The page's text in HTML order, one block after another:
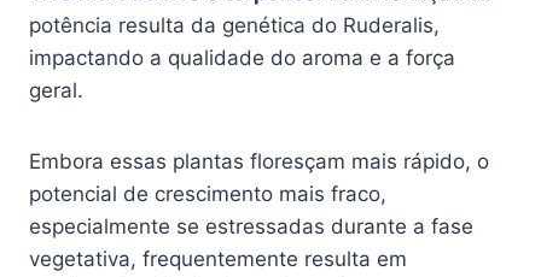
potência resulta da genética do Ruderalis,
impactando a qualidade do aroma e a força
geral.
Embora essas plantas floresçam mais rápido, o
potencial de crescimento mais fraco,
especialmente se estressadas durante a fase
vegetativa, frequentemente resulta em